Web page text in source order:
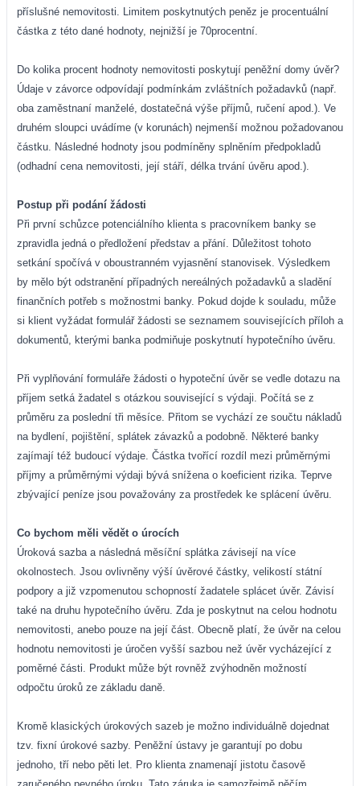
příslušné nemovitosti. Limitem poskytnutých peněz je procentuální
částka z této dané hodnoty, nejnižší je 70procentní.
Do kolika procent hodnoty nemovitosti poskytují peněžní domy úvěr?
Údaje v závorce odpovídají podmínkám zvláštních požadavků (např.
oba zaměstnaní manželé, dostatečná výše příjmů, ručení apod.). Ve
druhém sloupci uvádíme (v korunách) nejmenší možnou požadovanou
částku. Následné hodnoty jsou podmíněny splněním předpokladů
(odhadní cena nemovitosti, její stáří, délka trvání úvěru apod.).
Postup při podání žádosti
Při první schůzce potenciálního klienta s pracovníkem banky se
zpravidla jedná o předložení představ a přání. Důležitost tohoto
setkání spočívá v oboustranném vyjasnění stanovisek. Výsledkem
by mělo být odstranění případných nereálných požadavků a sladění
finančních potřeb s možnostmi banky. Pokud dojde k souladu, může
si klient vyžádat formulář žádosti se seznamem souvisejících příloh a
dokumentů, kterými banka podmiňuje poskytnutí hypotečního úvěru.
Při vyplňování formuláře žádosti o hypoteční úvěr se vedle dotazu na
příjem setká žadatel s otázkou související s výdaji. Počítá se z
průměru za poslední tři měsíce. Přitom se vychází ze součtu nákladů
na bydlení, pojištění, splátek závazků a podobně. Některé banky
zajímají též budoucí výdaje. Částka tvořící rozdíl mezi průměrnými
příjmy a průměrnými výdaji bývá snížena o koeficient rizika. Teprve
zbývající peníze jsou považovány za prostředek ke splácení úvěru.
Co bychom měli vědět o úrocích
Úroková sazba a následná měsíční splátka závisejí na více
okolnostech. Jsou ovlivněny výší úvěrové částky, velikostí státní
podpory a již vzpomenutou schopností žadatele splácet úvěr. Závisí
také na druhu hypotečního úvěru. Zda je poskytnut na celou hodnotu
nemovitosti, anebo pouze na její část. Obecně platí, že úvěr na celou
hodnotu nemovitosti je úročen vyšší sazbou než úvěr vycházející z
poměrné části. Produkt může být rovněž zvýhodněn možností
odpočtu úroků ze základu daně.
Kromě klasických úrokových sazeb je možno individuálně dojednat
tzv. fixní úrokové sazby. Peněžní ústavy je garantují po dobu
jednoho, tří nebo pěti let. Pro klienta znamenají jistotu časově